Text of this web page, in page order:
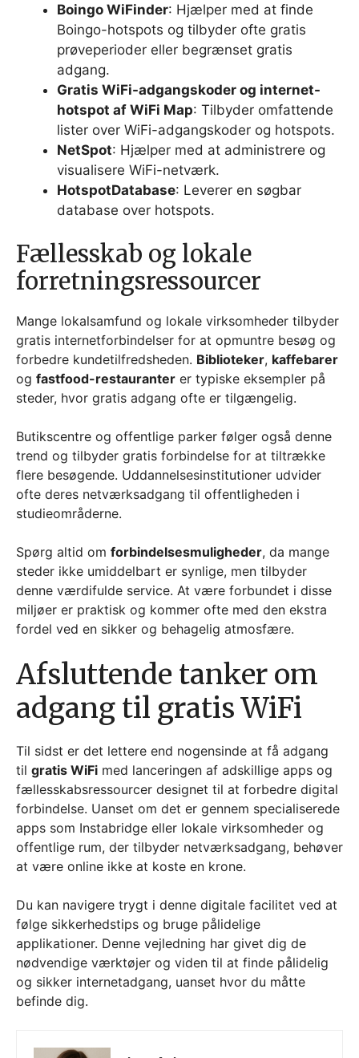
Boingo WiFinder: Hjælper med at finde
Boingo-hotspots og tilbyder ofte gratis
prøveperioder eller begrænset gratis
adgang.
Gratis WiFi-adgangskoder og internet-
hotspot af WiFi Map: Tilbyder omfattende
lister over WiFi-adgangskoder og hotspots.
NetSpot: Hjælper med at administrere og
visualisere WiFi-netværk.
HotspotDatabase: Leverer en søgbar
database over hotspots.
Fællesskab og lokale
forretningsressourcer
Mange lokalsamfund og lokale virksomheder tilbyder
gratis internetforbindelser for at opmuntre besøg og
forbedre kundetilfredsheden. Biblioteker, kaffebarer
og fastfood-restauranter er typiske eksempler på
steder, hvor gratis adgang ofte er tilgængelig.
Butikscentre og offentlige parker følger også denne
trend og tilbyder gratis forbindelse for at tiltrække
flere besøgende. Uddannelsesinstitutioner udvider
ofte deres netværksadgang til offentligheden i
studieområderne.
Spørg altid om forbindelsesmuligheder, da mange
steder ikke umiddelbart er synlige, men tilbyder
denne værdifulde service. At være forbundet i disse
miljøer er praktisk og kommer ofte med den ekstra
fordel ved en sikker og behagelig atmosfære.
Afsluttende tanker om
adgang til gratis WiFi
Til sidst er det lettere end nogensinde at få adgang
til gratis WiFi med lanceringen af adskillige apps og
fællesskabsressourcer designet til at forbedre digital
forbindelse. Uanset om det er gennem specialiserede
apps som Instabridge eller lokale virksomheder og
offentlige rum, der tilbyder netværksadgang, behøver
at være online ikke at koste en krone.
Du kan navigere trygt i denne digitale facilitet ved at
følge sikkerhedstips og bruge pålidelige
applikationer. Denne vejledning har givet dig de
nødvendige værktøjer og viden til at finde pålidelig
og sikker internetadgang, uanset hvor du måtte
befinde dig.